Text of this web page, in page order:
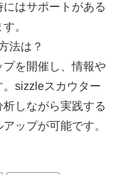
はサポートがある
。
法は？
を開催し、情報や
sizzleスカウター
しながら実践する
ップが可能です。